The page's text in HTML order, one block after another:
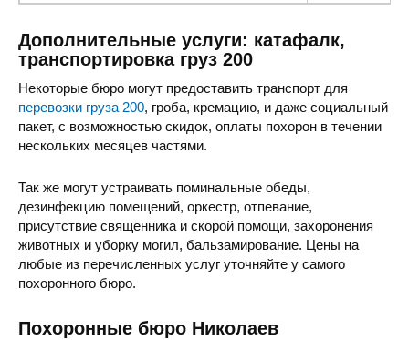
Дополнительные услуги: катафалк,
транспортировка груз 200
Некоторые бюро могут предоставить транспорт для
перевозки груза 200, гроба, кремацию, и даже социальный
пакет, с возможностью скидок, оплаты похорон в течении
нескольких месяцев частями.
Так же могут устраивать поминальные обеды,
дезинфекцию помещений, оркестр, отпевание,
присутствие священника и скорой помощи, захоронения
животных и уборку могил, бальзамирование. Цены на
любые из перечисленных услуг уточняйте у самого
похоронного бюро.
Похоронные бюро Николаев